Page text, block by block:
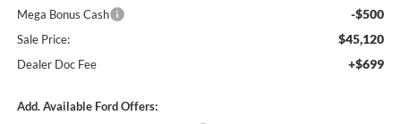
Mega Bonus Cash -$500
Sale Price: $45,120
Dealer Doc Fee +$699
Add. Available Ford Offers: